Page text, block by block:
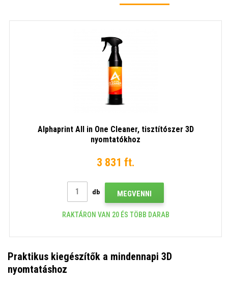
Alphaprint All in One Cleaner, tisztítószer 3D
nyomtatókhoz
3 831 ft.
db MEGVENNI
RAKTÁRON VAN 20 ÉS TÖBB DARAB
Praktikus kiegészítők a mindennapi 3D
nyomtatáshoz